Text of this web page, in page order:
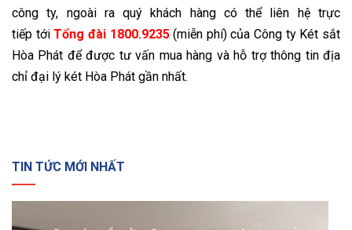
công ty, ngoài ra quý khách hàng có thểliên hệ trực
tiếp tới Tổng đài 1800.9235(miễn phí) của Công ty Két sắt
Hòa Phát để được tư vấn mua hàng và hỗ trợ thông tin địa
chỉ đại lý két Hòa Phát gần nhất.
TIN TỨC MỚI NHẤT